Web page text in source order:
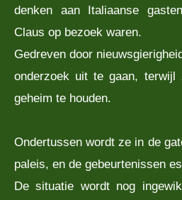
denken aan Italiaanse
Claus op bezoek waren.
Gedreven door
onderzoek uit te gaan, terwijl
geheim te houden.
Ondertussen wordt ze in de
paleis, en de gebeurtenissen
De situatie wordt nog